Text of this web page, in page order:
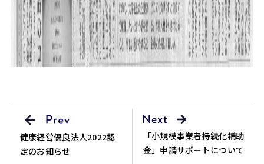
健康経営優良法人2022認
定のお知らせ
「小規模事業者持続化補助
金」申請サポートについて